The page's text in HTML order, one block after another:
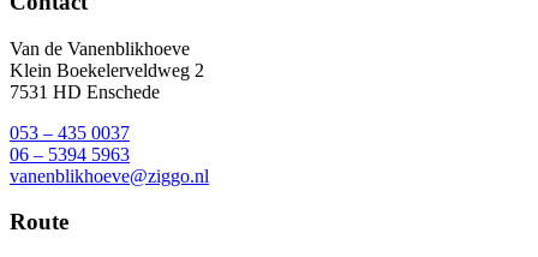
Van de Vanenblikhoeve
Klein Boekelerveldweg 2
7531 HD Enschede
053 – 435 0037
06 – 5394 5963
vanenblikhoeve@ziggo.nl
Route